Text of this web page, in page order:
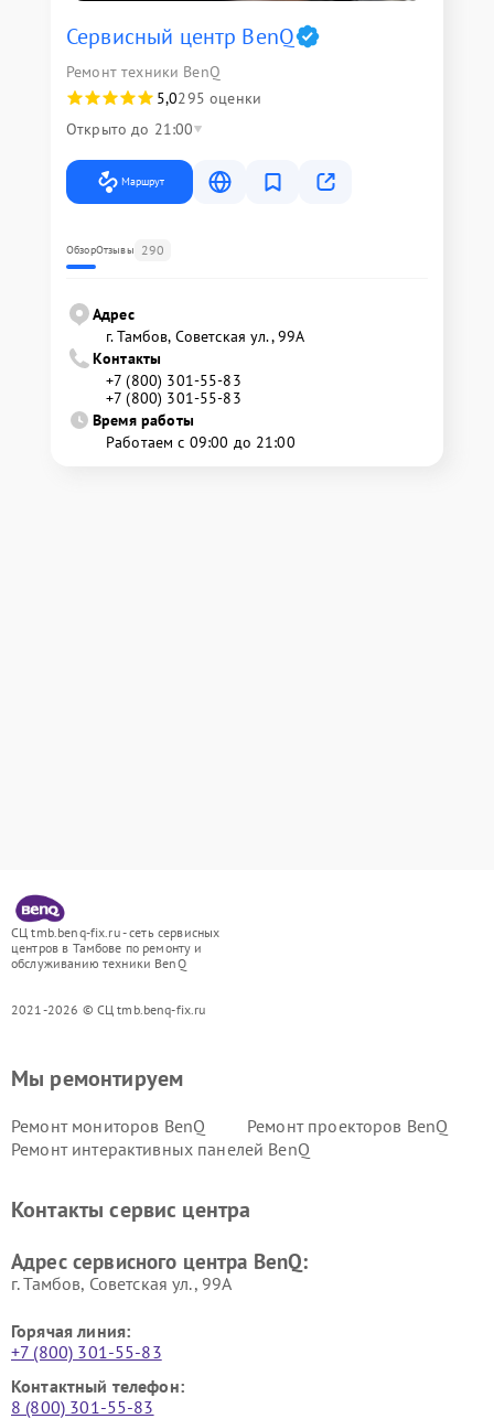
Сервисный центр BenQ
Ремонт техники BenQ
5,0295 оценки
Открыто до 21:00
Маршрут
ОбзорОтзывы 290
Адрес
г. Тамбов, Советская ул., 99А
Контакты
+7 (800) 301-55-83
+7 (800) 301-55-83
Время работы
Работаем с 09:00 до 21:00
СЦ tmb.benq-fix.ru - сеть сервисных
центров в Тамбове по ремонту и
обслуживанию техники BenQ
2021-2026 © СЦ tmb.benq-fix.ru
Мы ремонтируем
Ремонт мониторов BenQ
Ремонт проекторов BenQ
Ремонт интерактивных панелей BenQ
Контакты сервис центра
Адрес сервисного центра BenQ:
г. Тамбов, Советская ул., 99А
Горячая линия:
+7 (800) 301-55-83
Контактный телефон:
8 (800) 301-55-83